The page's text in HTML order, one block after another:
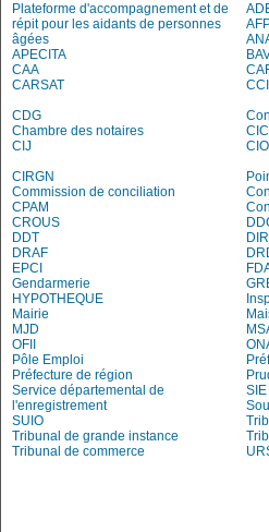
Plateforme d'accompagnement et de
répit pour les aidants de personnes
âgées
APECITA
CAA
CARSAT
CCI
CDG
Chambre des notaires
CIJ
CIO
CIRGN
Commission de conciliation
CPAM
CROUS
DDT
DRAF
EPCI
Gendarmerie
HYPOTHEQUE
Mairie
MJD
OFII
Pôle Emploi
Préfecture de région
Service départemental de
l'enregistrement
SIE
SUIO
Tribunal de grande instance
Tribunal de commerce